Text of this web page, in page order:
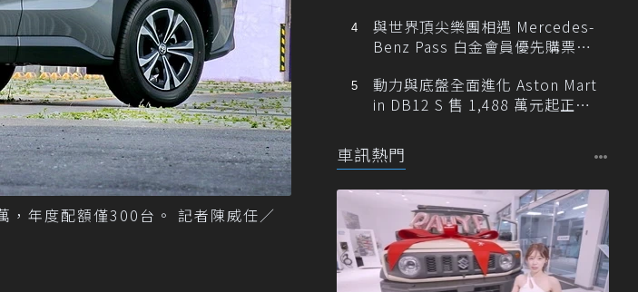
，年度配額僅300台。 記者陳威任／
與世界頂尖樂團相遇 Mercedes-
Benz Pass 白金會員優先購票維
動力與底盤全面進化 Aston Mart
in DB12 S 售 1,488 萬元起正式
車訊熱門